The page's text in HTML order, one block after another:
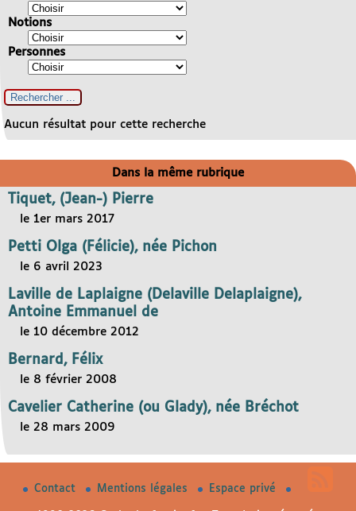
Notions
Personnes
Aucun résultat pour cette recherche
Dans la même rubrique
Tiquet, (Jean-) Pierre
le 1er mars 2017
Petti Olga (Félicie), née Pichon
le 6 avril 2023
Laville de Laplaigne (Delaville Delaplaigne),
Antoine Emmanuel de
le 10 décembre 2012
Bernard, Félix
le 8 février 2008
Cavelier Catherine (ou Glady), née Bréchot
le 28 mars 2009
Contact Mentions légales Espace privé